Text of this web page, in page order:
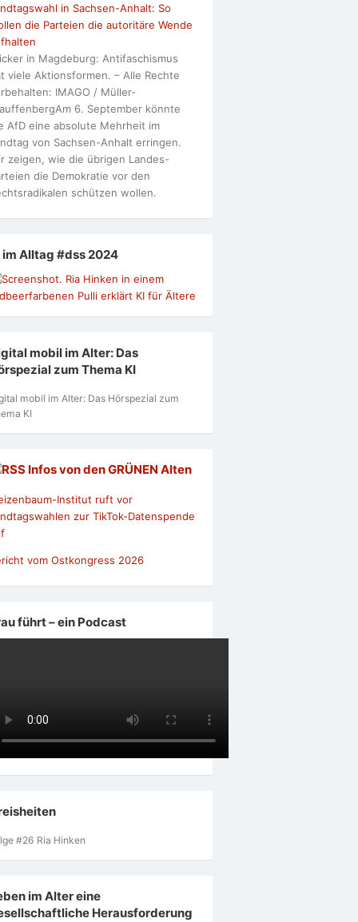
in Sachsen-Anhalt: So
die Parteien die autoritäre Wende
in Magdeburg: Antifaschismus
viele Aktionsformen. – Alle Rechte
IMAGO / Müller-
6. September könnte
AfD eine absolute Mehrheit im
von Sachsen-Anhalt erringen.
zeigen, wie die übrigen Landes-
die Demokratie vor den
schützen wollen.
im Alltag #dss 2024
mobil im Alter: Das
zum Thema KI
mobil im Alter: Das Hörspezial zum
KI
Infos von den GRÜNEN Alten
Institut ruft vor
zur TikTok-Datenspende
vom Ostkongress 2026
führt – ein Podcast
#26 Ria Hinken
im Alter eine
Herausforderung